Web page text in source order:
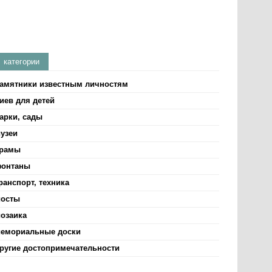
категории
известным личностям
для детей
сады
техника
доски
достопримечательности